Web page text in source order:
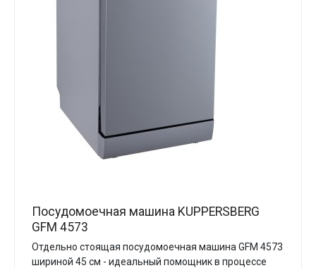
Посудомоечная машина KUPPERSBERG
GFM 4573
Отдельно стоящая посудомоечная машина GFM 4573
шириной 45 см - идеальный помощник в процессе